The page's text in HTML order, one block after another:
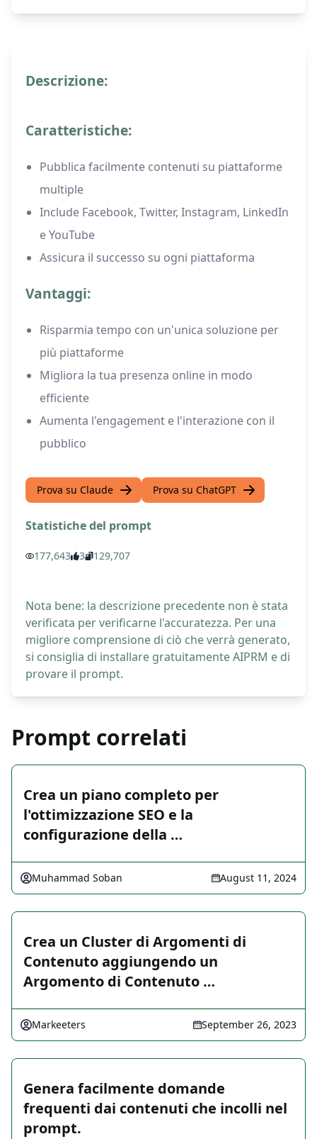
Descrizione:
Caratteristiche:
Pubblica facilmente contenuti su piattaforme
multiple
Include Facebook, Twitter, Instagram, LinkedIn
e YouTube
Assicura il successo su ogni piattaforma
Vantaggi:
Risparmia tempo con un'unica soluzione per
più piattaforme
Migliora la tua presenza online in modo
efficiente
Aumenta l'engagement e l'interazione con il
pubblico
Prova su Claude Prova su ChatGPT
Statistiche del prompt
177,643 3 129,707
Nota bene: la descrizione precedente non è stata
verificata per verificarne l'accuratezza. Per una
migliore comprensione di ciò che verrà generato,
si consiglia di installare gratuitamente AIPRM e di
provare il prompt.
Prompt correlati
Crea un piano completo per
l'ottimizzazione SEO e la
configurazione della …
Muhammad Soban August 11, 2024
Crea un Cluster di Argomenti di
Contenuto aggiungendo un
Argomento di Contenuto …
Markeeters September 26, 2023
Genera facilmente domande
frequenti dai contenuti che incolli nel
prompt.